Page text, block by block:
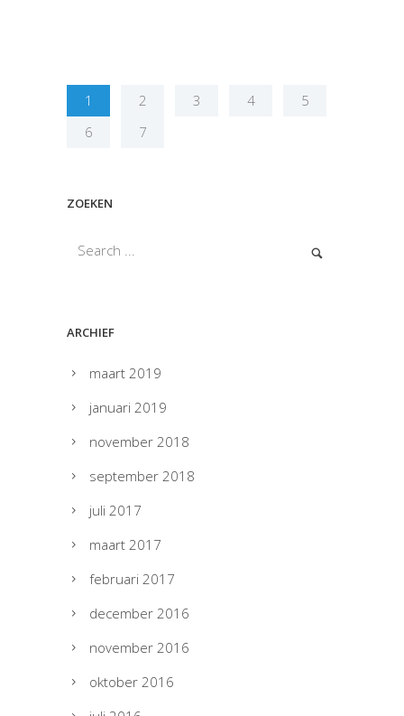
1 2 3 4
5
6
7
ZOEKEN
ARCHIEF
maart 2019
januari 2019
november 2018
september 2018
juli 2017
maart 2017
februari 2017
december 2016
november 2016
oktober 2016